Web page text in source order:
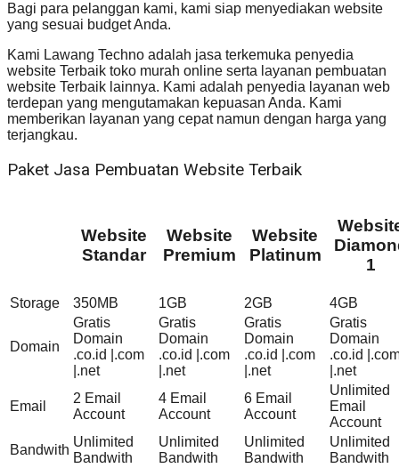
Bagi para pelanggan kami, kami siap menyediakan website
yang sesuai budget Anda.
Kami Lawang Techno adalah jasa terkemuka penyedia
website Terbaik toko murah online serta layanan pembuatan
website Terbaik lainnya. Kami adalah penyedia layanan web
terdepan yang mengutamakan kepuasan Anda. Kami
memberikan layanan yang cepat namun dengan harga yang
terjangkau.
Paket Jasa Pembuatan Website Terbaik
Website
Standar
Website
Premium
Website
Platinum
1
Storage 350MB 1GB 2GB 4GB
Domain
Gratis
Domain
.co.id |.com
|.net
Gratis
Domain
.co.id |.com
|.net
Gratis
Domain
.co.id |.com
|.net
Gratis
Domain
.co.id
|.net
Email
2 Email
Account
4 Email
Account
6 Email
Account
Unlimited
Email
Account
Bandwith
Unlimited
Bandwith
Unlimited
Bandwith
Unlimited
Bandwith
Unlimited
Bandwith